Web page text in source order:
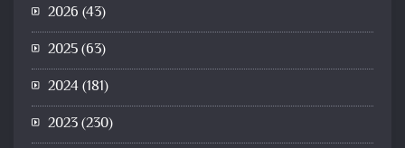
2026 (43)
2025(63)
2024(181)
2023(230)